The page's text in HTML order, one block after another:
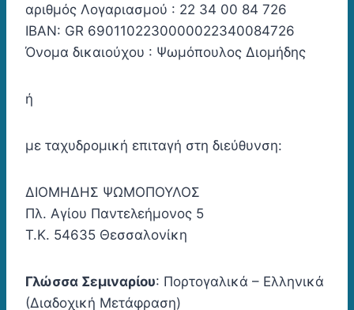
αριθμός Λογαριασμού : 22 34 00 84 726
IBAN: GR 6901102230000022340084726
Όνομα δικαιούχου : Ψωμόπουλος Διομήδης
ή
με ταχυδρομική επιταγή στη διεύθυνση:
ΔΙΟΜΗΔΗΣ ΨΩΜΟΠΟΥΛΟΣ
Πλ. Αγίου Παντελεήμονος 5
Τ.Κ. 54635 Θεσσαλονίκη
Γλώσσα Σεμιναρίου: Πορτογαλικά – Ελληνικά
(Διαδοχική Μετάφραση)